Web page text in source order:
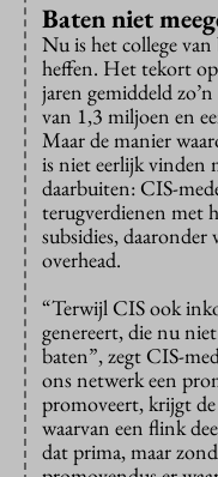
Baten niet
Nu is het college
heffen. Het tekort
jaren gemiddeld
van 1,3 miljoen en
Maar de manier
is niet eerlijk vinden
daarbuiten: CIS-
terugverdienen met
subsidies, daaronder
overhead.
“Terwijl CIS ook
genereert, die nu
baten”, zegt CIS-
ons netwerk een
promoveert, krijgt
waarvan een flink
dat prima, maar